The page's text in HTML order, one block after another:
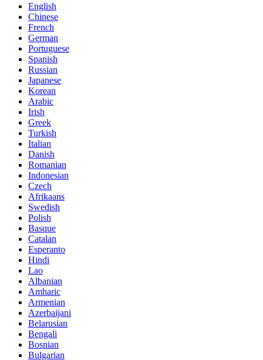
English
Chinese
French
German
Portuguese
Spanish
Russian
Japanese
Korean
Arabic
Irish
Greek
Turkish
Italian
Danish
Romanian
Indonesian
Czech
Afrikaans
Swedish
Polish
Basque
Catalan
Esperanto
Hindi
Lao
Albanian
Amharic
Armenian
Azerbaijani
Belarusian
Bengali
Bosnian
Bulgarian